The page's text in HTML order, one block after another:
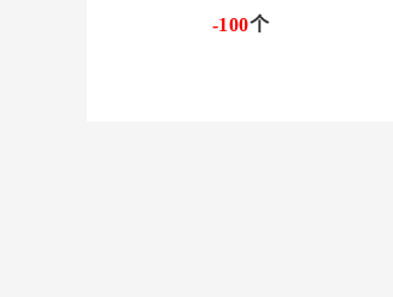
-100个